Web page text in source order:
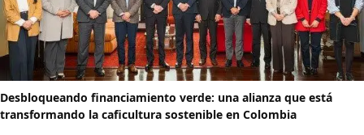
Desbloqueando financiamiento verde: una alianza que está
transformando la caficultura sostenible en Colombia